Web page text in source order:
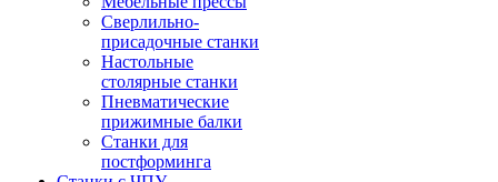
Сверлильно-
присадочные станки
Настольные
столярные станки
Пневматические
прижимные балки
Станки для
постформинга